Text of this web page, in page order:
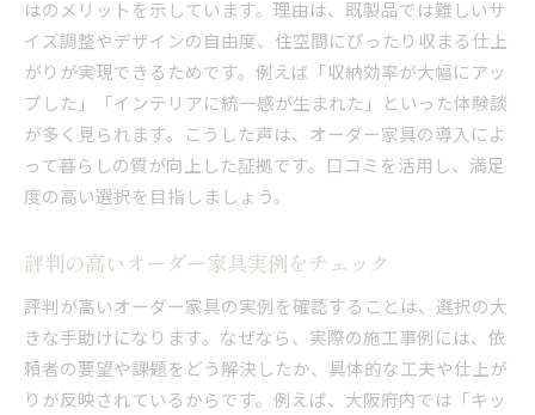
はのメリットを示しています。理由は、既製品では難しいサ
イズ調整やデザインの自由度、住空間にぴったり収まる仕上
がりが実現できるためです。例えば「収納効率が大幅にアッ
プした」「インテリアに統一感が生まれた」といった体験談
が多く見られます。こうした声は、オーダー家具の導入によ
って暮らしの質が向上した証拠です。口コミを活用し、満足
度の高い選択を目指しましょう。
評判の高いオーダー家具実例をチェック
評判が高いオーダー家具の実例を確認することは、選択の大
きな手助けになります。なぜなら、実際の施工事例には、依
頼者の要望や課題をどう解決したか、具体的な工夫や仕上が
りが反映されているからです。例えば、大阪府内では「キッ